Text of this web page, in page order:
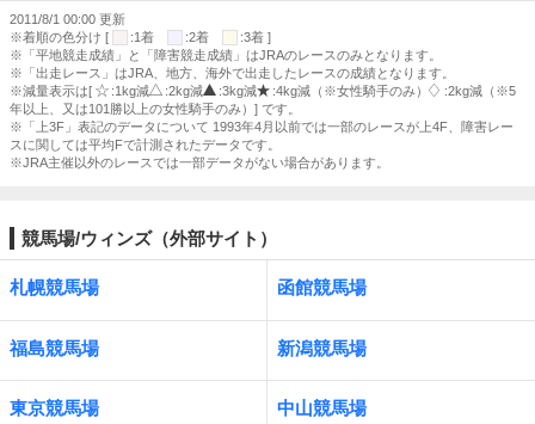
2011/8/1 00:00 更新
※着順の色分け [
:1着 :2着
:3着 ]
※「平地競走成績」と「障害競走成績」はJRAのレースのみとなります。
※「出走レース」はJRA、地方、海外で出走したレースの成績となります。
※減量表示は[
:1kg減 :2kg減 :3kg減 :4kg減（※女性騎手のみ）
:2kg減（※5
年以上、又は101勝以上の女性騎手のみ）] です。
※「上3F」表記のデータについて 1993年4月以前では一部のレースが上4F、障害レー
スに関しては平均Fで計測されたデータです。
※JRA主催以外のレースでは一部データがない場合があります。
競馬場/ウィンズ（外部サイト）
札幌競馬場 函館競馬場
福島競馬場 新潟競馬場
東京競馬場 中山競馬場